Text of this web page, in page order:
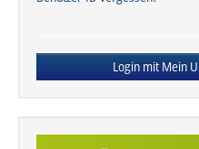
Login mit Mein